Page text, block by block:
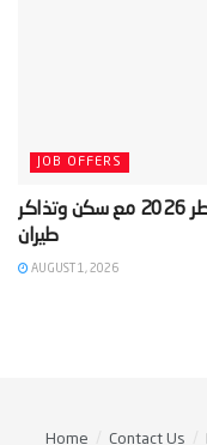
JOB OFFERS
‫تصريح العمل وتأشيرة رسمية لوظيفة نادل بقطر 2026 مع سكن وتذاكر
طيران‬
AUGUST 1, 2026
Home Contact Us